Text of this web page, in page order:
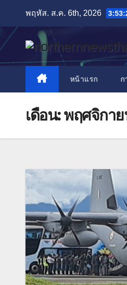
content
พฤหัส. ส.ค. 6th, 2026
หน้าแรก ก
เดือน:พฤศจิกา